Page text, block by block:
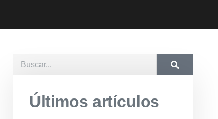
Últimos artículos